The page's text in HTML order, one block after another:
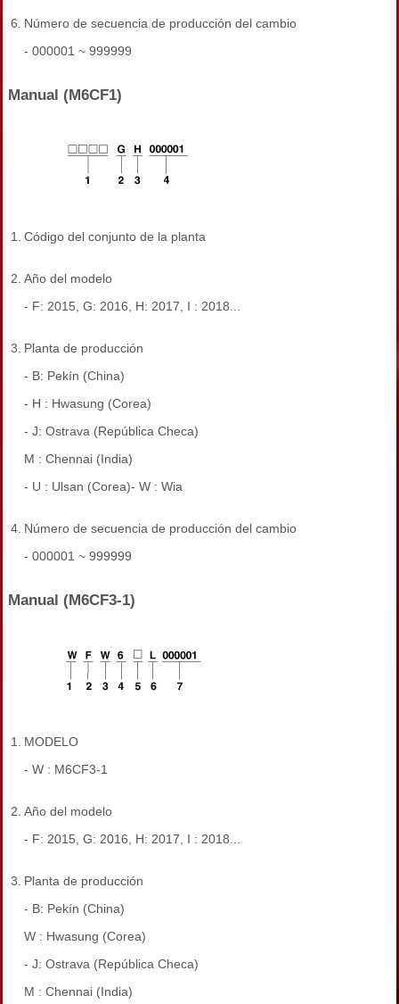
6. Número de secuencia de producción del cambio
- 000001 ~ 999999
Manual (M6CF1)
1. Código del conjunto de la planta
2. Año del modelo
- F: 2015, G: 2016, H: 2017, I : 2018...
3. Planta de producción
- B: Pekín (China)
- H : Hwasung (Corea)
- J: Ostrava (República Checa)
M : Chennai (India)
- U : Ulsan (Corea)- W : Wia
4. Número de secuencia de producción del cambio
- 000001 ~ 999999
Manual (M6CF3-1)
1.
MODELO
- W : M6CF3-1
2. Año del modelo
- F: 2015, G: 2016, H: 2017, I : 2018...
3. Planta de producción
- B: Pekín (China)
W : Hwasung (Corea)
- J: Ostrava (República Checa)
M : Chennai (India)